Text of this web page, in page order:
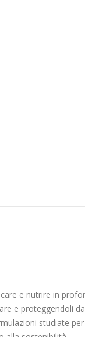
e nutrire in
e proteggendoli
studiate